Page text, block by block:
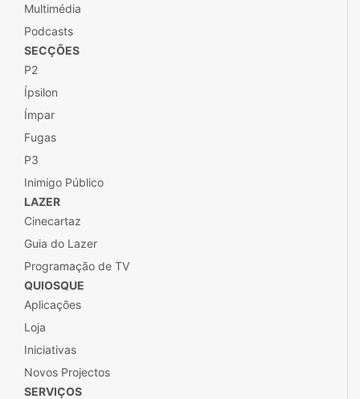
Multimédia
Podcasts
SECÇÕES
P2
Ípsilon
Ímpar
Fugas
P3
Inimigo Público
LAZER
Cinecartaz
Guia do Lazer
Programação de TV
QUIOSQUE
Aplicações
Loja
Iniciativas
Novos Projectos
SERVIÇOS